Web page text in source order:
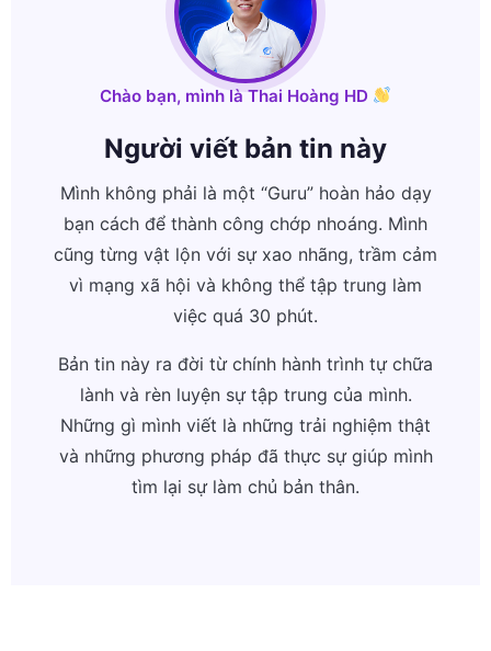
Chào bạn, mình là Thai Hoàng HD
Người viết bản tin này
Mình không phải là một “Guru” hoàn hảo dạy
bạn cách để thành công chớp nhoáng. Mình
cũng từng vật lộn với sự xao nhãng, trầm cảm
vì mạng xã hội và không thể tập trung làm
việc quá 30 phút.
Bản tin này ra đời từ chính hành trình tự chữa
lành và rèn luyện sự tập trung của mình.
Những gì mình viết là những trải nghiệm thật
và những phương pháp đã thực sự giúp mình
tìm lại sự làm chủ bản thân.